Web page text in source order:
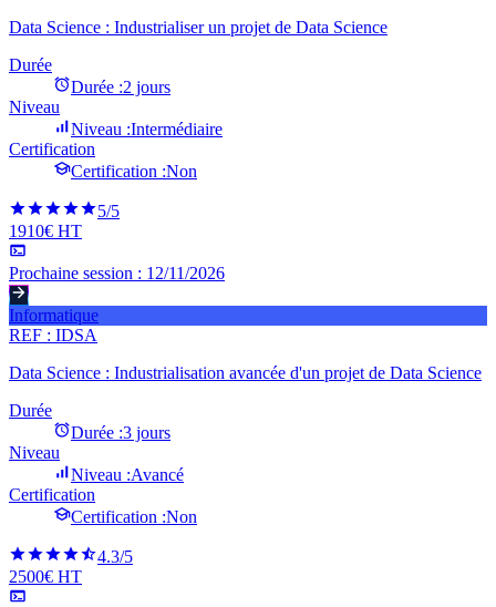
Data Science : Industrialiser un projet de Data Science
Durée
Durée :2 jours
Niveau
Niveau :Intermédiaire
Certification
Certification :Non
5/5
1910€ HT
Prochaine session : 12/11/2026
Informatique
REF : IDSA
Data Science : Industrialisation avancée d'un projet de Data Science
Durée
Durée :3 jours
Niveau
Niveau :Avancé
Certification
Certification :Non
4.3/5
2500€ HT